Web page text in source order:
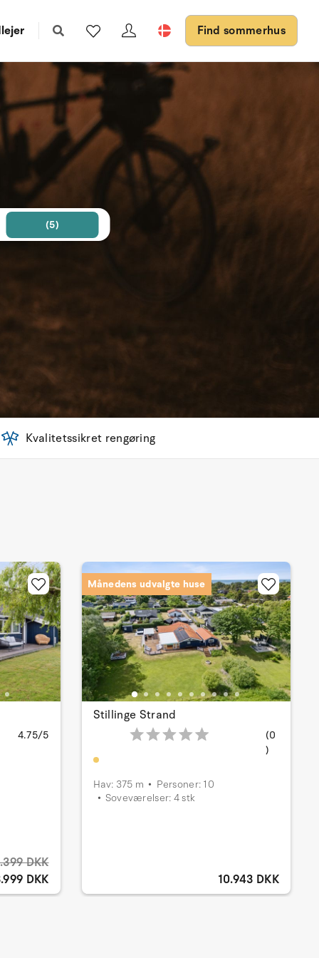
Find sommerhus
(5)
Kvalitetssikret rengøring
4.75/5
DKK
DKK
Månedens udvalgte huse
Stillinge Strand
(0
)
Hav: 375 m
Personer: 10
Soveværelser: 4 stk
10.943 DKK